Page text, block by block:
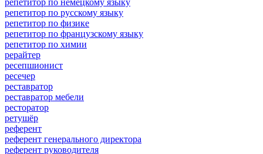
репетитор по русскому языку
репетитор по физике
репетитор по французскому языку
репетитор по химии
рерайтер
ресепшионист
ресечер
реставратор
реставратор мебели
ресторатор
ретушёр
референт
референт генерального директора
референт руководителя